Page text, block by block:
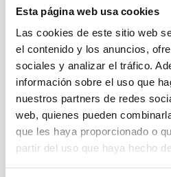
Esta página web usa cookies
Las cookies de este sitio web
el contenido y los anuncios,
sociales y analizar el tráfico.
información sobre el uso que
nuestros partners de redes
web, quienes pueden
que les haya proporcionado o
partir del uso que haya hecho
OBSERVATORIOS DE